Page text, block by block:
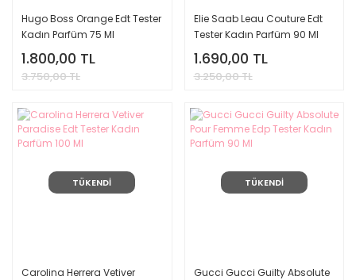
Hugo Boss Orange Edt Tester
Kadın Parfüm 75 Ml
1.800,00 TL
3.750,00 TL
Elie Saab Leau Couture Edt
Tester Kadın Parfüm 90 Ml
1.690,00 TL
3.250,00 TL
TÜKENDİ
Carolina Herrera Vetiver
TÜKENDİ
Gucci Gucci Guilty Absolute